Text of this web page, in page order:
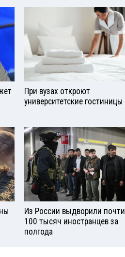
При вузах откроют
университетские гостиницы
Из России выдворили почти
100 тысяч иностранцев за
полгода